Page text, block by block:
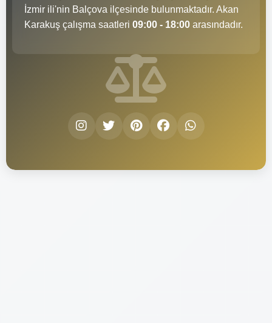
İzmir ili'nin Balçova ilçesinde bulunmaktadır. Akan
Karakuş çalışma saatleri 09:00 - 18:00 arasındadır.